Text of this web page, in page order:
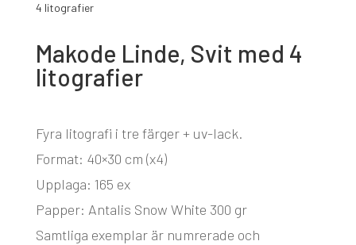
4 litografier
Makode Linde, Svit med 4
litografier
Fyra litografi i tre färger + uv-lack.
Format: 40×30 cm (x4)
Upplaga: 165 ex
Papper: Antalis Snow White 300 gr
Samtliga exemplar är numrerade och